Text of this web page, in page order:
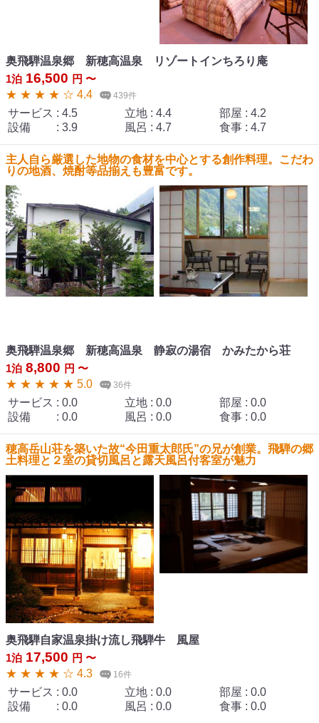
奥飛騨温泉郷 新穂高温泉 リゾートインちろり庵
1泊 16,500 円 〜
★ ★ ★ ★ ☆ 4.4
439件
サービス : 4.5 立地 : 4.4 部屋 : 4.2
設備
: 3.9 風呂 : 4.7 食事 : 4.7
主人自ら厳選した地物の食材を中心とする創作料理。こだわ
りの地酒、焼酎等品揃えも豊富です。
奥飛騨温泉郷 新穂高温泉 静寂の湯宿 かみたから荘
1泊 8,800 円 〜
★ ★ ★ ★ ★ 5.0
36件
サービス : 0.0 立地 : 0.0 部屋 : 0.0
設備
: 0.0 風呂 : 0.0 食事 : 0.0
穂高岳山荘を築いた故“今田重太郎氏”の兄が創業。飛騨の郷
土料理と２室の貸切風呂と露天風呂付客室が魅力
奥飛騨自家温泉掛け流し飛騨牛 風屋
1泊 17,500 円 〜
★ ★ ★ ★ ☆ 4.3
16件
サービス : 0.0 立地 : 0.0 部屋 : 0.0
設備
: 0.0 風呂 : 0.0 食事 : 0.0